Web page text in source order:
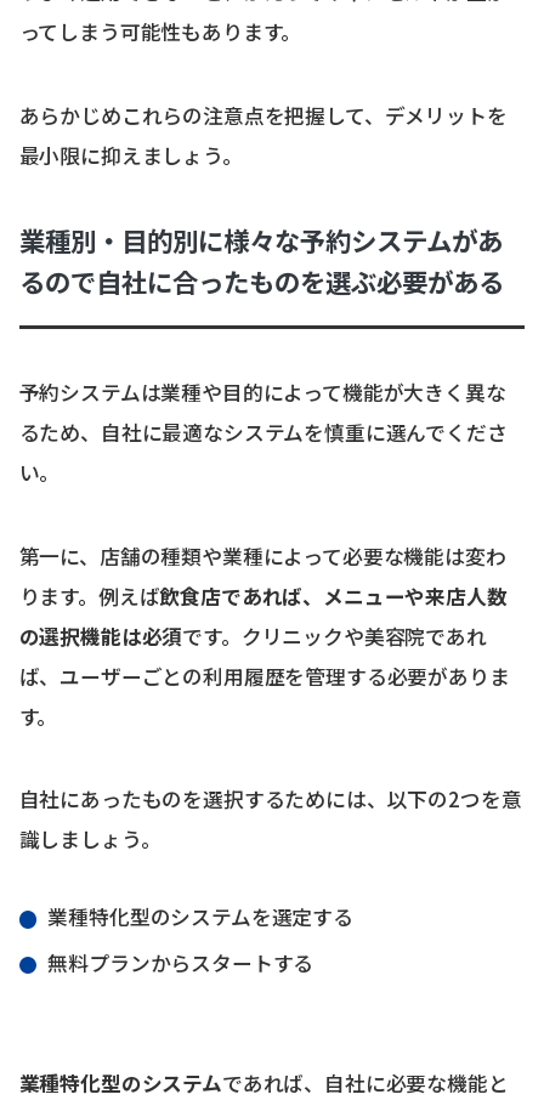
ってしまう可能性もあります。
あらかじめこれらの注意点を把握して、デメリットを
最小限に抑えましょう。
業種別・目的別に様々な予約システムがあ
るので自社に合ったものを選ぶ必要がある
予約システムは業種や目的によって機能が大きく異な
るため、自社に最適なシステムを慎重に選んでくださ
い。
第一に、店舗の種類や業種によって必要な機能は変わ
ります。例えば飲食店であれば、メニューや来店人数
の選択機能は必須です。クリニックや美容院であれ
ば、ユーザーごとの利用履歴を管理する必要がありま
す。
自社にあったものを選択するためには、以下の2つを意
識しましょう。
業種特化型のシステムを選定する
無料プランからスタートする
業種特化型のシステムであれば、自社に必要な機能と